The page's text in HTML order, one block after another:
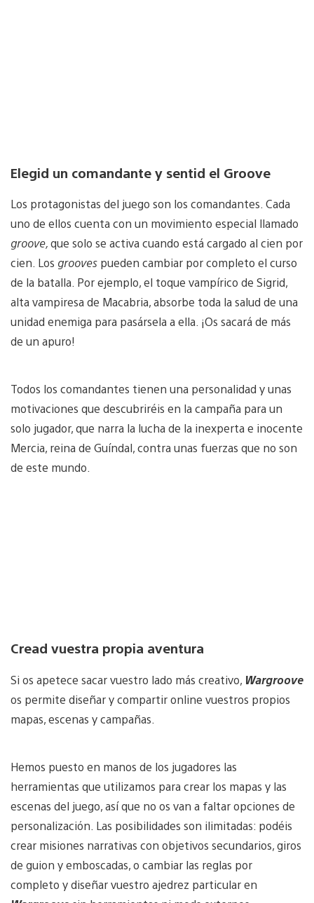
Elegid un comandante y sentid el Groove
Los protagonistas del juego son los comandantes. Cada
uno de ellos cuenta con un movimiento especial llamado
groove,que solo se activa cuando está cargado al cien por
cien. Los grooves pueden cambiar por completo el curso
de la batalla. Por ejemplo, el toque vampírico de Sigrid,
alta vampiresa de Macabria, absorbe toda la salud de una
unidad enemiga para pasársela a ella. ¡Os sacará de más
de un apuro!
Todos los comandantes tienen una personalidad y unas
motivaciones que descubriréis en la campaña para un
solo jugador, que narra la lucha de la inexperta e inocente
Mercia, reina de Guíndal, contra unas fuerzas que no son
de este mundo.
Cread vuestra propia aventura
Si os apetece sacar vuestro lado más creativo, Wargroove
os permite diseñar y compartir online vuestros propios
mapas, escenas y campañas.
Hemos puesto en manos de los jugadores las
herramientas que utilizamos para crear los mapas y las
escenas del juego, así que no os van a faltar opciones de
personalización. Las posibilidades son ilimitadas: podéis
crear misiones narrativas con objetivos secundarios, giros
de guion y emboscadas, o cambiar las reglas por
completo y diseñar vuestro ajedrez particular en